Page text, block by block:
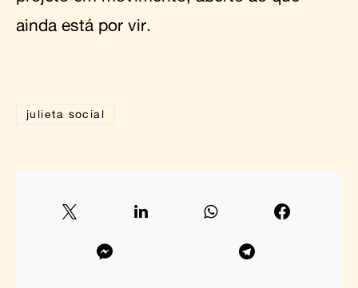
ainda está por vir.
julieta social